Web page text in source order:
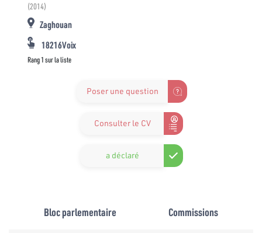
(2014)
Zaghouan
18216Voix
Rang 1 sur la liste
Poser une question
Consulter le CV
a déclaré
Bloc parlementaire Commissions